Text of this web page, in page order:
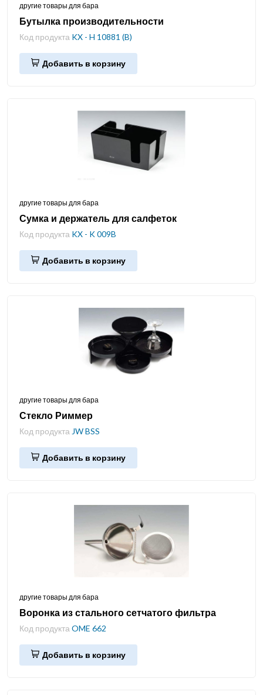
другие товары для бара
Бутылка производительности
Код продукта KX - H 10881 (B)
Добавить в корзину
другие товары для бара
Сумка и держатель для салфеток
Код продукта KX - K 009B
Добавить в корзину
другие товары для бара
Стекло Риммер
Код продукта JW BSS
Добавить в корзину
другие товары для бара
Воронка из стального сетчатого фильтра
Код продукта OME 662
Добавить в корзину